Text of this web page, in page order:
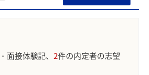
面接体験記、 2件の内定者の志望